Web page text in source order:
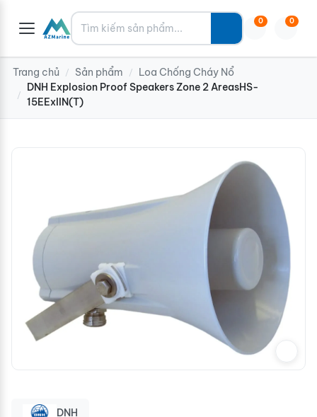
Tìm kiếm 0 0
Trang chủ / Sản phẩm / Loa Chống Cháy Nổ
/
DNH Explosion Proof Speakers Zone 2 AreasHS-
15EExIIN(T)
DNH